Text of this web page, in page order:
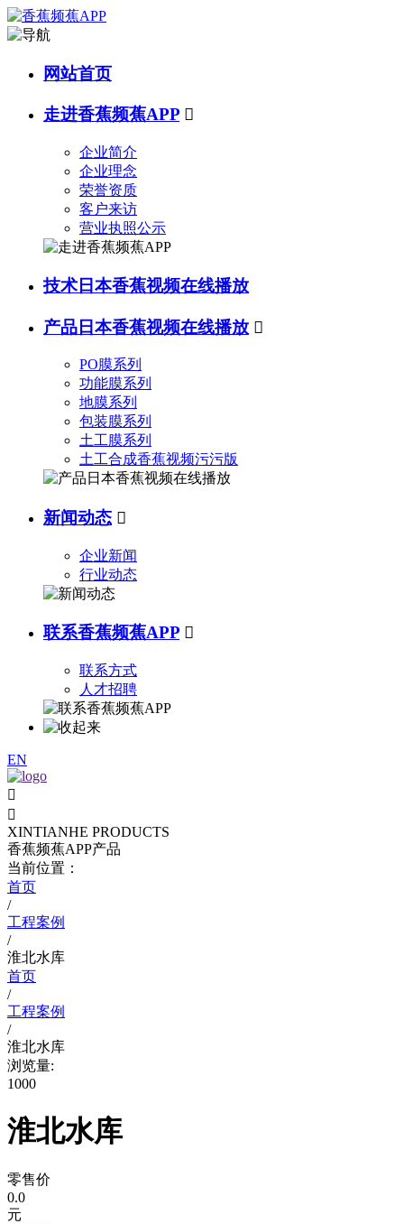
网站首页
走进香蕉频蕉APP 
企业简介
企业理念
荣誉资质
客户来访
营业执照公示
技术日本香蕉视频在线播放
产品日本香蕉视频在线播放 
PO膜系列
功能膜系列
地膜系列
包装膜系列
土工膜系列
土工合成香蕉视频污污版
新闻动态 
企业新闻
行业动态
联系香蕉频蕉APP 
联系方式
人才招聘
EN


XINTIANHE PRODUCTS
香蕉频蕉APP产品
当前位置：
首页
/
工程案例
/
淮北水库
首页
/
工程案例
/
淮北水库
浏览量:
1000
淮北水库
零售价
0.0
元